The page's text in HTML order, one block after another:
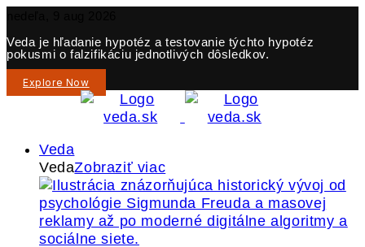
Veda je hľadanie hypotéz a testovanie týchto hypotéz
pokusmi o falzifikáciu jednotlivých dôsledkov.
Explore Now
Veda
VedaZobraziť viac